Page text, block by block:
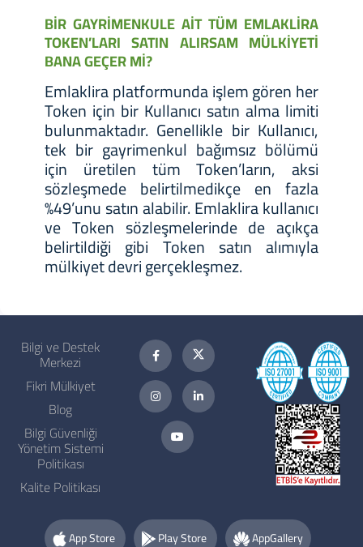
BİR GAYRİMENKULE AİT TÜM EMLAKLİRA
TOKEN’LARI SATIN ALIRSAM MÜLKİYETİ
BANA GEÇER Mİ?
Emlaklira platformunda işlem gören her
Token için bir Kullanıcı satın alma limiti
bulunmaktadır. Genellikle bir Kullanıcı,
tek bir gayrimenkul bağımsız bölümü
için üretilen tüm Token’ların, aksi
sözleşmede belirtilmedikçe en fazla
%49’unu satın alabilir. Emlaklira kullanıcı
ve Token sözleşmelerinde de açıkça
belirtildiği gibi Token satın alımıyla
mülkiyet devri gerçekleşmez.
Bilgi ve Destek
Merkezi
Fikri Mülkiyet
Blog
Bilgi Güvenliği
Yönetim Sistemi
Politikası
Kalite Politikası
App Store Play Store AppGallery